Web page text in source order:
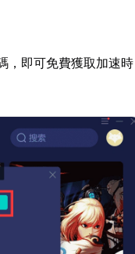
，即可免費獲取加速時